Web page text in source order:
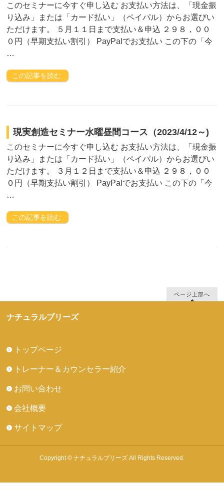
このセミナーに今すぐ申し込む お支払い方法は、「現金振
り込み」または「カード払い」（ペイパル）からお選びい
ただけます。 ５月１１日まで支払い＆申込 ２９８，００
０円（早期支払い割引） PayPalでお支払い この下の「今
…
この記事を読む
現実創造セミナー水曜昼間コース（2023/4/12～)
このセミナーに今すぐ申し込む お支払い方法は、「現金振
り込み」または「カード払い」（ペイパル）からお選びい
ただけます。 ３月１２日まで支払い＆申込 ２９８，００
０円（早期支払い割引） PayPalでお支払い この下の「今
…
この記事を読む
ページ上部へ
ナチュラルブリーズ
トップページ
トレーナー＆カウンセラー紹介
お問い合わせ
会社概要
サイトマップ
Copyright © ナチュラルブリーズ All Rights Reserved.